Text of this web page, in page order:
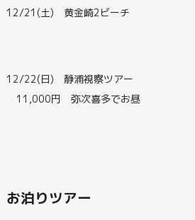
12/21(土) 黄金崎2ビーチ
12/22(日) 静浦視察ツアー
11,000円 弥次喜多でお昼
お泊りツアー